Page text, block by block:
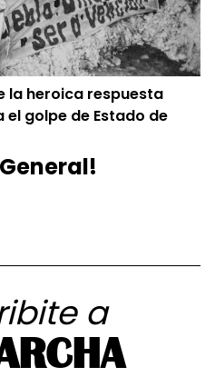
la heroica respuesta
golpe de Estado de
a